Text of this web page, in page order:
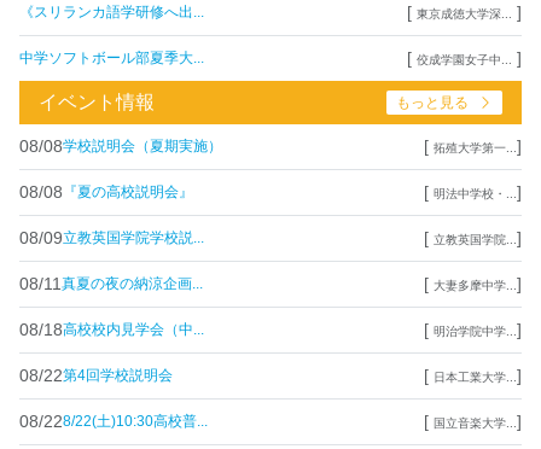
《スリランカ語学研修へ出... [ 東京成徳大学深... ]
中学ソフトボール部夏季大... [ 佼成学園女子中... ]
イベント情報 もっと見る
08/08学校説明会（夏期実施） [ 拓殖大学第一... ]
08/08 『夏の高校説明会』 [ 明法中学校・... ]
08/09立教英国学院学校説... [ 立教英国学院... ]
08/11 真夏の夜の納涼企画... [ 大妻多摩中学... ]
08/18高校校内見学会（中... [ 明治学院中学... ]
08/22第4回学校説明会 [ 日本工業大学... ]
08/228/22(土)10:30高校普... [ 国立音楽大学... ]